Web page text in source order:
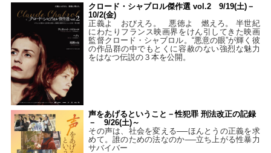
クロード・シャブロル傑作選 vol.2 9/19(土)－
10/2(金)
正義よ おびえろ。 悪徳よ 燃えろ。 半世紀
にわたりフランス映画界をけん引してきた映画
監督クロード・シャブロル。“悪意の眼”が輝く彼
の作品群の中でもとくに容赦のない強烈な魅力
をはなつ伝説の３本を公開。
声をあげるということ－性犯罪 刑法改正の記録
－ 9/26(土)～
その声は、社会を変える──ほんとうの正義を求
めて。誰のための法なのか──立ち上がる性暴力
サバイバー